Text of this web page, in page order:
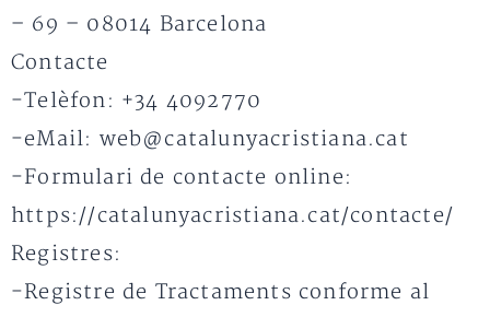
– 69 – 08014 Barcelona
Contacte
-Telèfon: +34 4092770
-eMail: web@catalunyacristiana.cat
-Formulari de contacte online:
https://catalunyacristiana.cat/contacte/
Registres:
-Registre de Tractaments conforme al